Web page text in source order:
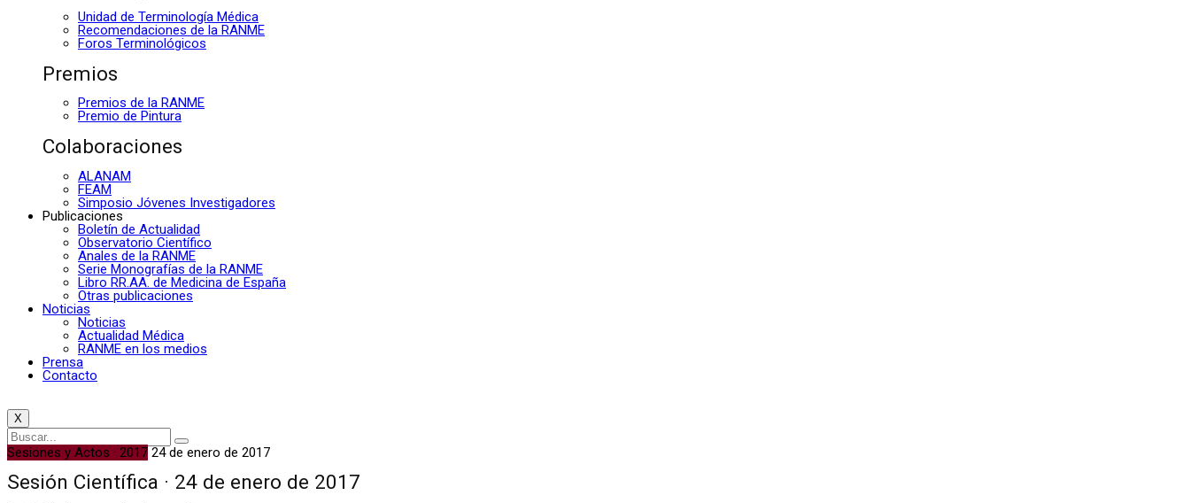
Unidad de Terminología Médica
Recomendaciones de la RANME
Foros Terminológicos
Premios
Premios de la RANME
Premio de Pintura
Colaboraciones
ALANAM
FEAM
Simposio Jóvenes Investigadores
Publicaciones
Boletín de Actualidad
Observatorio Científico
Anales de la RANME
Serie Monografías de la RANME
Libro RR.AA. de Medicina de España
Otras publicaciones
Noticias
Noticias
Actualidad Médica
RANME en los medios
Prensa
Contacto
X
Sesiones y Actos · 2017 24 de enero de 2017
Sesión Científica · 24 de enero de 2017